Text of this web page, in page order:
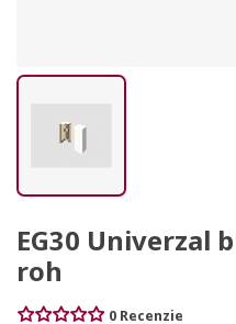
EG30 Univerzal
roh
0 Recenzie